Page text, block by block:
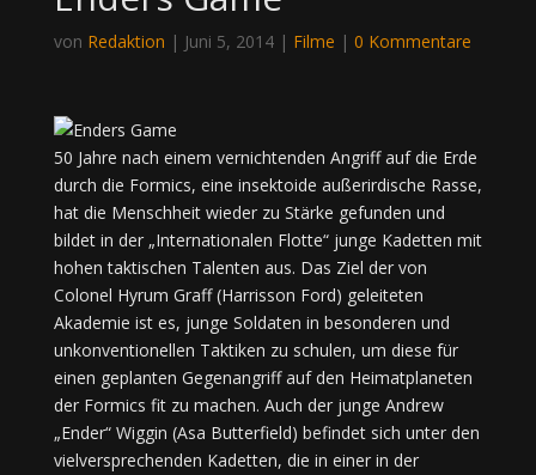
von Redaktion | Juni 5, 2014| Filme | 0 Kommentare
50 Jahre nach einem vernichtenden Angriff auf die Erde
durch die Formics, eine insektoide außerirdische Rasse,
hat die Menschheit wieder zu Stärke gefunden und
bildet in der „Internationalen Flotte“ junge Kadetten mit
hohen taktischen Talenten aus. Das Ziel der von
Colonel Hyrum Graff (Harrisson Ford) geleiteten
Akademie ist es, junge Soldaten in besonderen und
unkonventionellen Taktiken zu schulen, um diese für
einen geplanten Gegenangriff auf den Heimatplaneten
der Formics fit zu machen. Auch der junge Andrew
„Ender“ Wiggin (Asa Butterfield) befindet sich unter den
vielversprechenden Kadetten, die in einer in der